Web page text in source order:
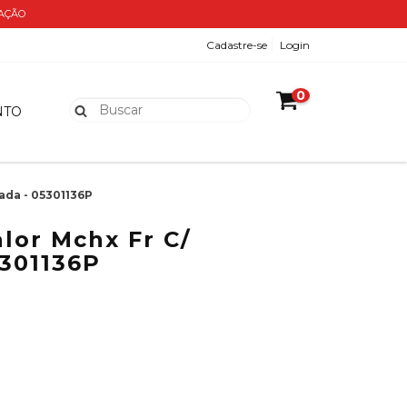
Cadastre-se Login
0
- 05301136P
Mchx Fr C/